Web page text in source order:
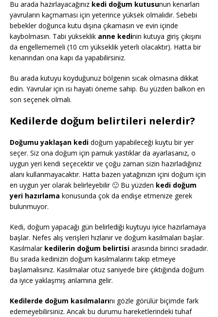
Bu arada hazırlayacağınız kedi doğum kutusunun kenarları
yavruların kaçmaması için yeterince yüksek olmalıdır. Sebebi
bebekler doğunca kutu dışına çıkamasın ve evin içinde
kaybolmasın. Tabi yükseklik anne kedinin kutuya giriş çıkışını
da engellememeli (10 cm yükseklik yeterli olacaktır). Hatta bir
kenarından ona kapı da yapabilirsiniz.
Bu arada kutuyu koyduğunuz bölgenin sıcak olmasına dikkat
edin. Yavrular için ısı hayati öneme sahip. Bu yüzden balkon en
son seçenek olmalı.
Kedilerde doğum belirtileri nelerdir?
Doğumu yaklaşan kedi doğum yapabileceği kuytu bir yer
seçer. Siz ona doğum için pamuk yastıklar da ayarlasanız, o
uygun yeri kendi seçecektir ve çoğu zaman sizin hazırladığınız
alanı kullanmayacaktır. Hatta bazen yatağınızın içini doğum için
en uygun yer olarak belirleyebilir 🙂 Bu yüzden kedi doğum
yeri hazırlama konusunda çok da endişe etmenize gerek
bulunmuyor.
Kedi, doğum yapacağı gün belirlediği kuytuyu iyice hazırlamaya
başlar. Nefes alış verişleri hızlanır ve doğum kasılmaları başlar.
Kasılmalar kedilerin doğum belirtisi arasında birinci sıradadır.
Bu sırada kedinizin doğum kasılmalarını takip etmeye
başlamalısınız. Kasılmalar otuz saniyede bire çıktığında doğum
da iyice yaklaşmış anlamına gelir.
Kedilerde doğum kasılmalarını gözle görülür biçimde fark
edemeyebilirsiniz. Ancak bu durumu hareketlerindeki tuhaf